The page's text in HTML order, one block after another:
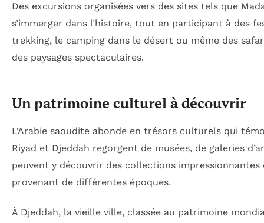
Des excursions organisées vers des sites tels que
s’immerger dans l’histoire, tout en participant à des
trekking, le camping dans le désert ou même des
des paysages spectaculaires.
Un patrimoine culturel à découvrir
L’Arabie saoudite abonde en trésors culturels qui
Riyad et Djeddah regorgent de musées, de galeries
peuvent y découvrir des collections
provenant de différentes époques.
À Djeddah, la vieille ville, classée au patrimoine